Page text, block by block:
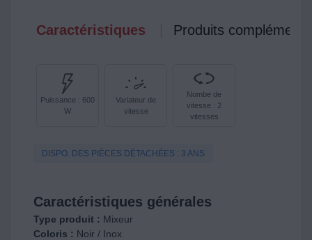
Caractéristiques Produits
Puissance : 600
W
Variateur de
vitesse
Nombe de
vitesse : 2
vitesses
DISPO. DES PIÈCES DÉTACHÉES : 3 ANS
Caractéristiques générales
Type produit : Mixeur
Coloris : Noir / Inox